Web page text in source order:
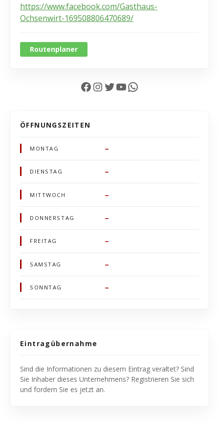
https://www.facebook.com/Gasthaus-
Ochsenwirt-169508806470689/
Routenplaner
Facebook InstagramTwitter YouTube WhatsApp
ÖFFNUNGSZEITEN
MONTAG –
DIENSTAG –
MITTWOCH –
DONNERSTAG –
FREITAG –
SAMSTAG –
SONNTAG –
Eintragübernahme
Sind die Informationen zu diesem Eintrag veraltet? Sind
Sie Inhaber dieses Unternehmens? Registrieren Sie sich
und fordern Sie es jetzt an.